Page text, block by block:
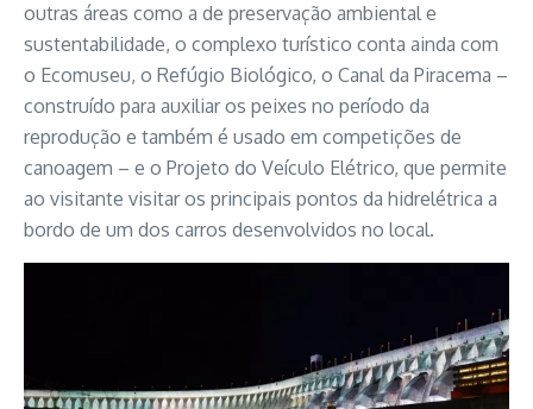
outras áreas como a de preservação ambiental e
sustentabilidade, o complexo turístico conta ainda com
o Ecomuseu, o Refúgio Biológico, o Canal da Piracema –
construído para auxiliar os peixes no período da
reprodução e também é usado em competições de
canoagem – e o Projeto do Veículo Elétrico, que permite
ao visitante visitar os principais pontos da hidrelétrica a
bordo de um dos carros desenvolvidos no local.